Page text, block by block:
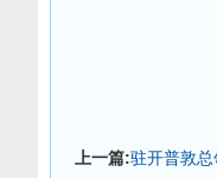
上一篇:驻开普敦